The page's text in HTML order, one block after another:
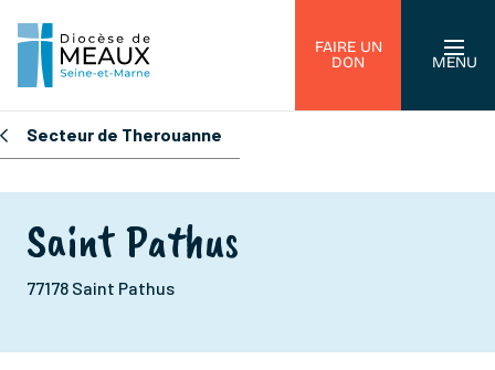
FAIRE UN
DON
MENU
Secteur de Therouanne
Saint Pathus
77178 Saint Pathus